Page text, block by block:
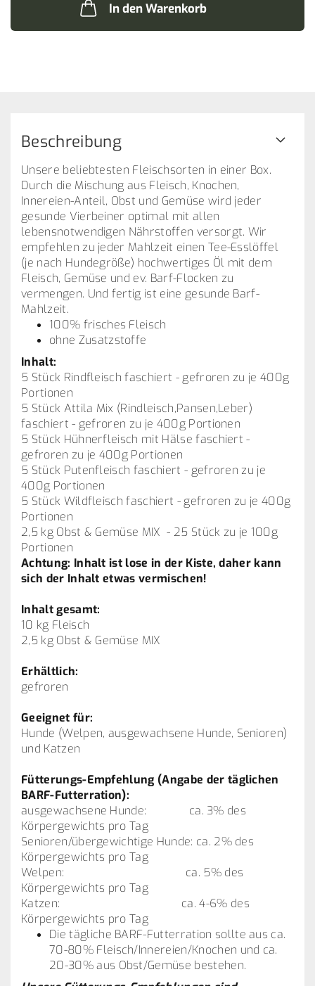
In den Warenkorb
Beschreibung
Unsere beliebtesten Fleischsorten in einer Box.
Durch die Mischung aus Fleisch, Knochen,
Innereien-Anteil, Obst und Gemüse wird jeder
gesunde Vierbeiner optimal mit allen
lebensnotwendigen Nährstoffen versorgt. Wir
empfehlen zu jeder Mahlzeit einen Tee-Esslöffel
(je nach Hundegröße) hochwertiges Öl mit dem
Fleisch, Gemüse und ev. Barf-Flocken zu
vermengen. Und fertig ist eine gesunde Barf-
Mahlzeit.
100% frisches Fleisch
ohne Zusatzstoffe
Inhalt:
5 Stück Rindfleisch faschiert - gefroren zu je 400g
Portionen
5 Stück Attila Mix (Rindleisch,Pansen,Leber)
faschiert - gefroren zu je 400g Portionen
5 Stück Hühnerfleisch mit Hälse faschiert -
gefroren zu je 400g Portionen
5 Stück Putenfleisch faschiert - gefroren zu je
400g Portionen
5 Stück Wildfleisch faschiert - gefroren zu je 400g
Portionen
2,5 kg Obst & Gemüse MIX - 25 Stück zu je 100g
Portionen
Achtung: Inhalt ist lose in der Kiste, daher kann
sich der Inhalt etwas vermischen!
Inhalt gesamt:
10 kg Fleisch
2,5 kg Obst & Gemüse MIX
Erhältlich:
gefroren
Geeignet für:
Hunde (Welpen, ausgewachsene Hunde, Senioren)
und Katzen
Fütterungs-Empfehlung (Angabe der täglichen
BARF-Futterration):
ausgewachsene Hunde: ca. 3% des
Körpergewichts pro Tag
Senioren/übergewichtige Hunde: ca. 2% des
Körpergewichts pro Tag
Welpen: ca. 5% des
Körpergewichts pro Tag
Katzen: ca. 4-6% des
Körpergewichts pro Tag
Die tägliche BARF-Futterration sollte aus ca.
70-80% Fleisch/Innereien/Knochen und ca.
20-30% aus Obst/Gemüse bestehen.